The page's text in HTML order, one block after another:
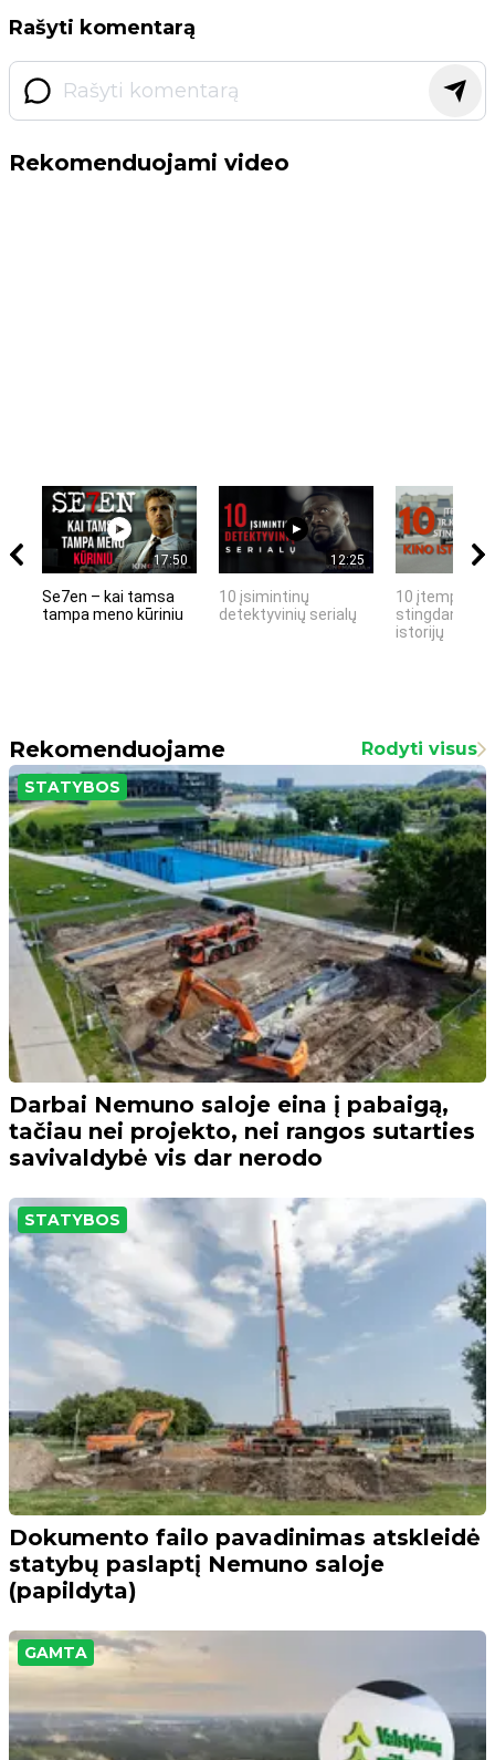
Rašyti komentarą
Rekomenduojami video
17:50
Se7en – kai tamsa
tampa meno kūriniu
12:25
10 įsimintinų
detektyvinių serialų
10 įtemptų,
stingdančių
istorijų
Rekomenduojame Rodyti visus
STATYBOS
Darbai Nemuno saloje eina į pabaigą,
tačiau nei projekto, nei rangos sutarties
savivaldybė vis dar nerodo
STATYBOS
Dokumento failo pavadinimas atskleidė
statybų paslaptį Nemuno saloje
(papildyta)
GAMTA